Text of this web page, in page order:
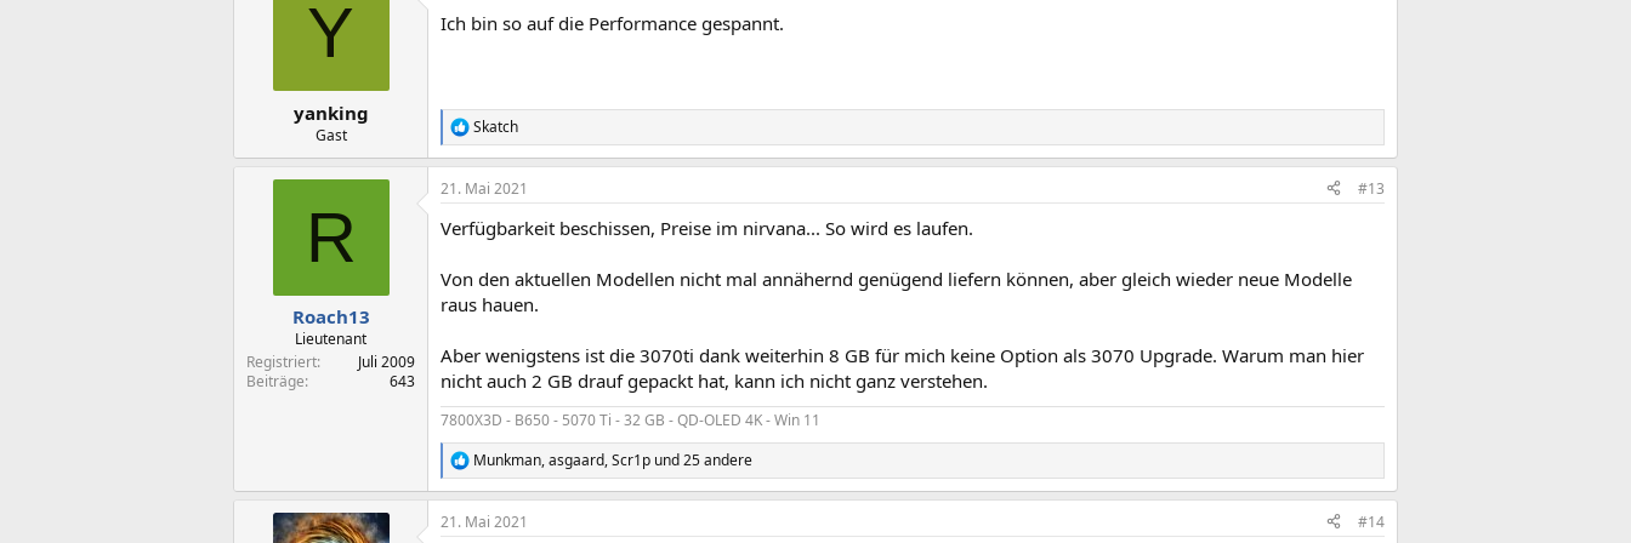
Y
yanking
Gast
Ich bin so auf die Performance gespannt.
R
e
a
k
i
n
e
n
Skatch
R
Roach13
Lieutenant
Registriert
Juli 2009
Beiträge
643
21. Mai 2021 #13
Verfügbarkeit beschissen, Preise im nirvana... So wird es laufen.
Von den aktuellen Modellen nicht mal annähernd genügend liefern können, aber gleich wieder neue Modelle
raus hauen.
Aber wenigstens ist die 3070ti dank weiterhin 8 GB für mich keine Option als 3070 Upgrade. Warum man hier
nicht auch 2 GB drauf gepackt hat, kann ich nicht ganz verstehen.
7800X3D - B650 - 5070 Ti - 32 GB - QD-OLED 4K - Win 11
R
e
a
k
Munkman,asgaard,Scr1p und 25 andere
21. Mai 2021 #14